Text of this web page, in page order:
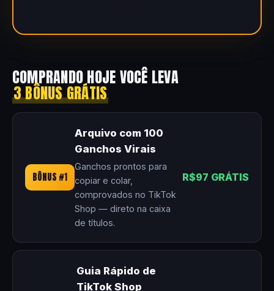
COMPRANDO HOJE VOCÊ LEVA
3 BÔNUS GRÁTIS
BÔNUS #1
Arquivo com 100
Ganchos Virais
Ganchos prontos para
copiar e colar,
comprovados no TikTok
Shop — direto na caixa
de títulos.
R$97 GRÁTIS
Guia Rápido de
TikTok Shop